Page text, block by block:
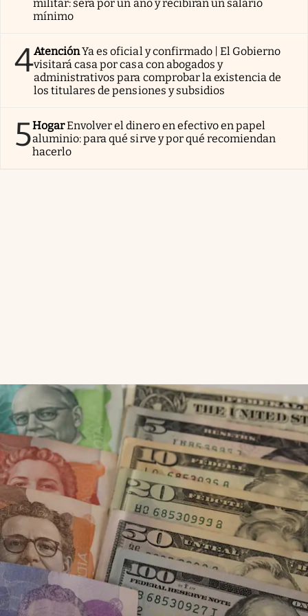
militar: será por un año y recibirán un salario
mínimo
4AtenciónYa es oficial y confirmado | El Gobierno
visitará casa por casa con abogados y
administrativos para comprobar la existencia de
los titulares de pensiones y subsidios
5HogarEnvolver el dinero en efectivo en papel
aluminio: para qué sirve y por qué recomiendan
hacerlo